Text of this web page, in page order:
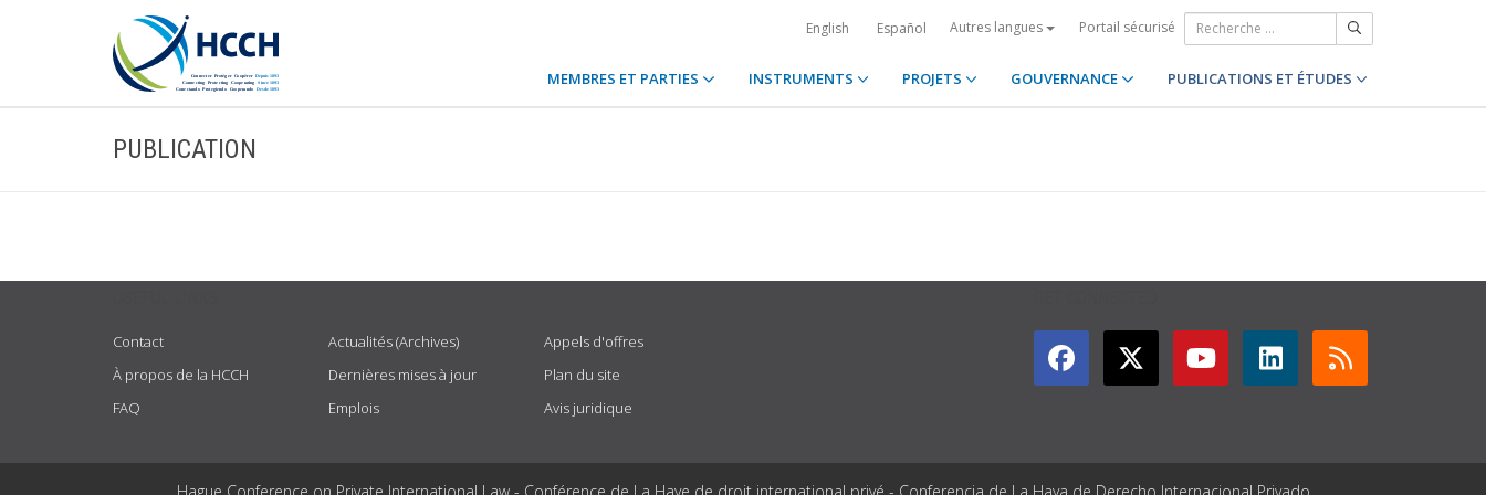
English Español Autres langues Portail sécurisé
MEMBRES ET PARTIES INSTRUMENTS PROJETS GOUVERNANCE PUBLICATIONS ET ÉTUDES
PUBLICATION
Contact
À propos de la HCCH
FAQ
Actualités (Archives)
Dernières mises à jour
Emplois
Appels d'offres
Plan du site
Avis juridique